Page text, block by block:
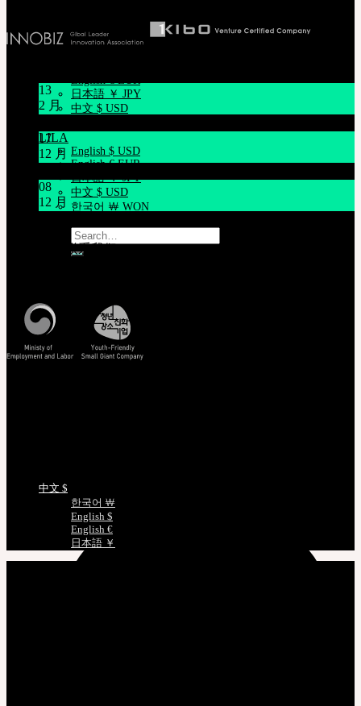
한국어 ￦ WON
English € EUR
日本語 ￥ JPY
中文 $ USD
LILA
English $ USD
English € EUR
日本語 ￥ JPY
中文 $ USD
한국어 ￦ WON
Search
for:
Cart
购物车为空
13
2 月
17
12 月
08
12 月
客服中心 [联系我们]
中文 $
한국어 ￦
English $
English €
日本語 ￥